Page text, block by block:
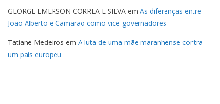
GEORGE EMERSON CORREA E SILVA em As diferenças entre
João Alberto e Camarão como vice-governadores
Tatiane Medeiros em A luta de uma mãe maranhense contra
um país europeu